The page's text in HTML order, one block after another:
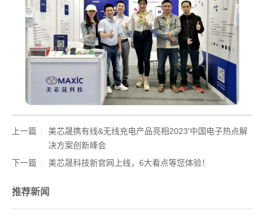
上一篇
美芯晟携有线&无线充电产品亮相2023'中国电子热点解
决方案创新峰会
下一篇
美芯晟科技新官网上线，6大看点等您体验！
推荐新闻